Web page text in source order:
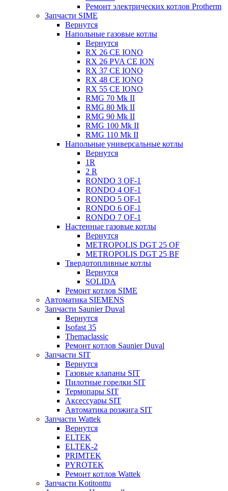
Ремонт электрических котлов Protherm
Запчасти SIME
Вернутся
Напольные газовые котлы
Вернутся
RX 26 CE IONO
RX 26 PVA CE ION
RX 37 CE IONO
RX 48 CE IONO
RX 55 CE IONO
RMG 70 Mk II
RMG 80 Mk II
RMG 90 Mk II
RMG 100 Mk II
RMG 110 Mk II
Напольные универсальные котлы
Вернутся
1R
2 R
RONDO 3 OF-1
RONDO 4 OF-1
RONDO 5 OF-1
RONDO 6 OF-1
RONDO 7 OF-1
Настенные газовые котлы
Вернутся
METROPOLIS DGT 25 OF
METROPOLIS DGT 25 BF
Твердотопливные котлы
Вернутся
SOLIDA
Ремонт котлов SIME
Автоматика SIEMENS
Запчасти Saunier Duval
Вернутся
Isofast 35
Themaclassic
Ремонт котлов Saunier Duval
Запчасти SIT
Вернутся
Газовые клапаны SIT
Пилотные горелки SIT
Термопары SIT
Аксессуары SIT
Автоматика розжига SIT
Запчасти Wattek
Вернутся
ELTEK
ELTEK-2
PRIMTEK
PYROTEK
Ремонт котлов Wattek
Запчасти Kotitonttu